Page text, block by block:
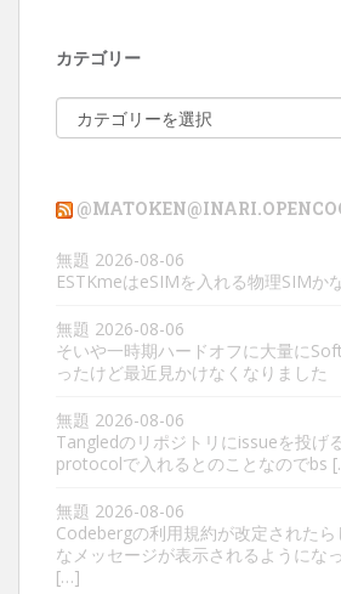
カテゴリー
テ
ー
無題 2026-08-06
ESTKmeはeSIMを入れる物理SIMか
無題 2026-08-06
そいや一時期ハードオフに大量に
ったけど最近見かけなくなりました
無題 2026-08-06
Tangledのリポジトリにissueを投げ
protocolで入れるとのことなのでbs
無題 2026-08-06
Codebergの利用規約が改定された
なメッセージが表示されるようにな
[…]